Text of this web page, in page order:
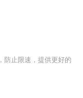
防止限速，提供更好的